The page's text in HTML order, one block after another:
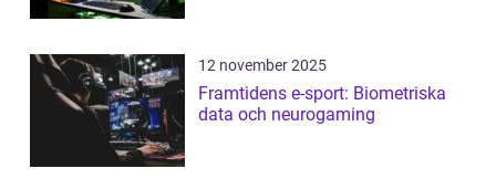
12 november 2025
Framtidens e-sport: Biometriska
data och neurogaming